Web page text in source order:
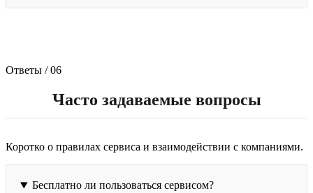
Ответы / 06
Часто задаваемые вопросы
Коротко о правилах сервиса и взаимодействии с компаниями.
Бесплатно ли пользоваться сервисом?